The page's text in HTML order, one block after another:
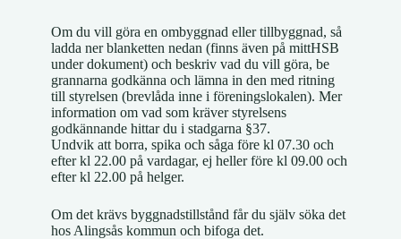
Om du vill göra en ombyggnad eller tillbyggnad, så
ladda ner blanketten nedan (finns även på mittHSB
under dokument) och beskriv vad du vill göra, be
grannarna godkänna och lämna in den med ritning
till styrelsen (brevlåda inne i föreningslokalen). Mer
information om vad som kräver styrelsens
godkännande hittar du i stadgarna §37.
Undvik att borra, spika och såga före kl 07.30 och
efter kl 22.00 på vardagar, ej heller före kl 09.00 och
efter kl 22.00 på helger.
Om det krävs byggnadstillstånd får du själv söka det
hos Alingsås kommun och bifoga det.